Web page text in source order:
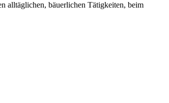
alltäglichen, bäuerlichen Tätigkeiten, beim